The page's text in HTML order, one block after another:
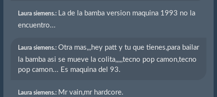
Laura siemens.: La de la bamba version maquina 1993 no la
encuentro...
Laura siemens.: Otra mas,,,hey patt y tu que tienes,para bailar
la bamba asi se mueve la colita,,,,,tecno pop camon,tecno
pop camon... Es maquina del 93.
Laura siemens.: Mr vain,mr hardcore.